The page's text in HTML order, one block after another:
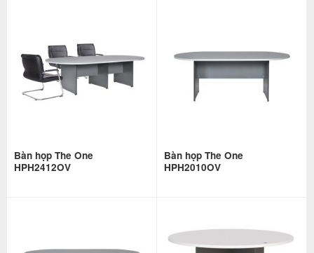
Bàn họp The One
HPH2412OV
Bàn họp The One
HPH2010OV